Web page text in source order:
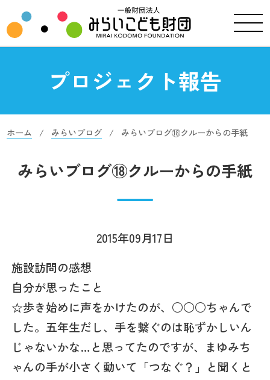
プロジェクト報告
ホーム みらいブログ みらいブログ⑱クルーからの手紙
みらいブログ⑱クルーからの手紙
2015年09月17日
施設訪問の感想
自分が思ったこと
☆歩き始めに声をかけたのが、○○○ちゃんで
した。五年生だし、手を繋ぐのは恥ずかしいん
じゃないかな…と思ってたのですが、まゆみち
ゃんの手が小さく動いて「つなぐ？」と聞くと